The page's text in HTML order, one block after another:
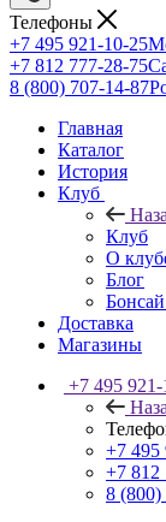
Телефоны
+7 495 921-10-25
+7 812 777-28-75
8 (800) 707-14-87
Главная
Каталог
История
Клуб
Клуб
О
Блог
Доставка
Магазины
+7 495
+7 495
+7 812
8 (800)